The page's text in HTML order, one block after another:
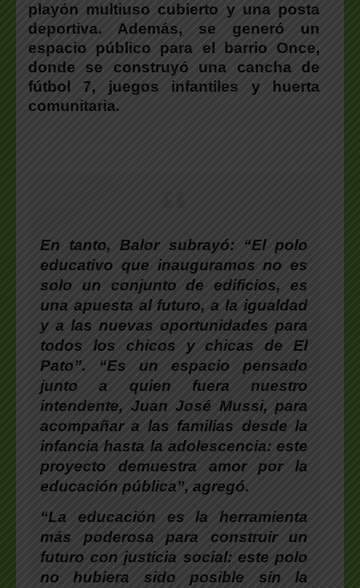
playón multiuso cubierto y una posta
deportiva. Además, se generó un
espacio público para el barrio Once,
donde se construyó una cancha de
fútbol 7, juegos infantiles y huerta
comunitaria.
En tanto,Balorsubrayó: “El polo
educativo que inauguramos no es
solo un conjunto de edificios, es
una apuesta al futuro, a la igualdad
y a las nuevas oportunidades para
todos los chicos y chicas de El
Pato”. “Es un espacio pensado
junto a quien fuera nuestro
intendente, Juan José Mussi, para
acompañar a las familias desde la
infancia hasta la adolescencia: este
proyecto demuestra amor por la
educación pública”, agregó.
“La educación es la herramienta
más poderosa para construir un
futuro con justicia social: este polo
no hubiera sido posible sin la